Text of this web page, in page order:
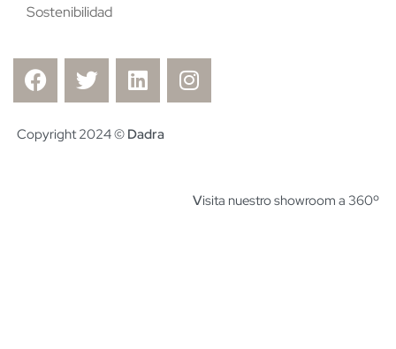
Sostenibilidad
Copyright 2024 © Dadra
Visita nuestro showroom a 360º